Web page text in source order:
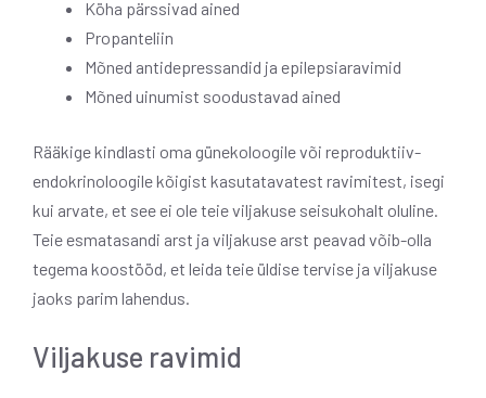
Köha pärssivad ained
Propanteliin
Mõned antidepressandid ja epilepsiaravimid
Mõned uinumist soodustavad ained
Rääkige kindlasti oma günekoloogile või reproduktiiv-
endokrinoloogile kõigist kasutatavatest ravimitest, isegi
kui arvate, et see ei ole teie viljakuse seisukohalt oluline.
Teie esmatasandi arst ja viljakuse arst peavad võib-olla
tegema koostööd, et leida teie üldise tervise ja viljakuse
jaoks parim lahendus.
Viljakuse ravimid